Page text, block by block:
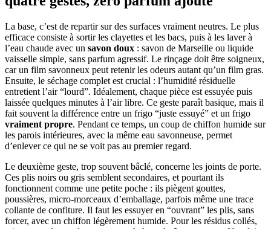
La base, c’est de repartir sur des surfaces vraiment neutres. Le plus
efficace consiste à sortir les clayettes et les bacs, puis à les laver à
l’eau chaude avec un savon doux : savon de Marseille ou liquide
vaisselle simple, sans parfum agressif. Le rinçage doit être soigneux,
car un film savonneux peut retenir les odeurs autant qu’un film gras.
Ensuite, le séchage complet est crucial : l’humidité résiduelle
entretient l’air “lourd”. Idéalement, chaque pièce est essuyée puis
laissée quelques minutes à l’air libre. Ce geste paraît basique, mais il
fait souvent la différence entre un frigo “juste essuyé” et un frigo
vraiment propre. Pendant ce temps, un coup de chiffon humide sur
les parois intérieures, avec la même eau savonneuse, permet
d’enlever ce qui ne se voit pas au premier regard.
Le deuxième geste, trop souvent bâclé, concerne les joints de porte.
Ces plis noirs ou gris semblent secondaires, et pourtant ils
fonctionnent comme une petite poche : ils piègent gouttes,
poussières, micro-morceaux d’emballage, parfois même une trace
collante de confiture. Il faut les essuyer en “ouvrant” les plis, sans
forcer, avec un chiffon légèrement humide. Pour les résidus collés,